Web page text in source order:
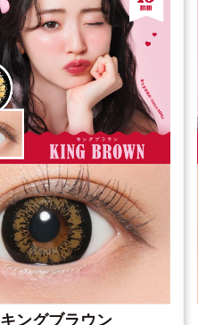
キングブラウン